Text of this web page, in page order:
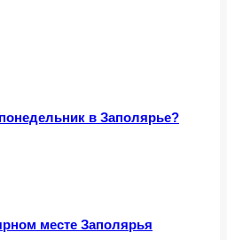
в Заполярье?
месте Заполярья